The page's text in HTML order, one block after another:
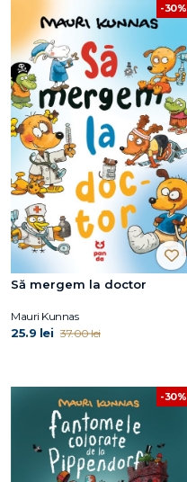
-30%
Să mergem la doctor
Mauri Kunnas
25.9 lei 37.00 lei
-30%